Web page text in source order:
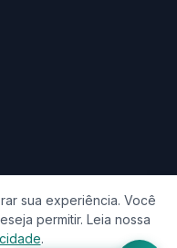
direitos reservados.
sua experiência. Você
permitir. Leia nossa
.